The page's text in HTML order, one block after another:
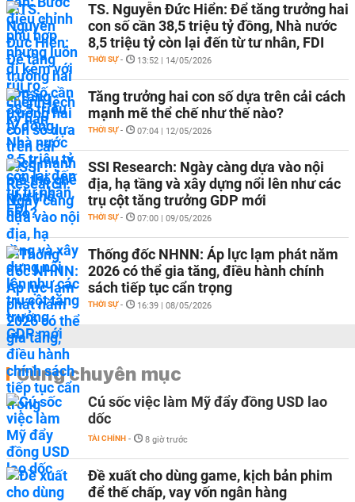
TS. Nguyễn Đức Hiển: Để tăng trưởng hai
con số cần 38,5 triệu tỷ đồng, Nhà nước
8,5 triệu tỷ còn lại đến từ tư nhân, FDI
THỜI SỰ - 13:52 | 14/05/2026
Tăng trưởng hai con số dựa trên cải cách
mạnh mẽ thể chế như thế nào?
THỜI SỰ - 07:04 | 12/05/2026
SSI Research: Ngày càng dựa vào nội
địa, hạ tầng và xây dựng nổi lên như các
trụ cột tăng trưởng GDP mới
THỜI SỰ - 07:00 | 09/05/2026
Thống đốc NHNN: Áp lực lạm phát năm
2026 có thể gia tăng, điều hành chính
sách tiếp tục cẩn trọng
THỜI SỰ - 16:39 | 08/05/2026
Cùng chuyên mục
Cú sốc việc làm Mỹ đẩy đồng USD lao
dốc
TÀI CHÍNH - 8 giờ trước
Đề xuất cho dùng game, kịch bản phim
để thế chấp, vay vốn ngân hàng